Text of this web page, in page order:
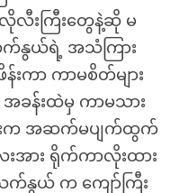
းကြီးတွေနဲ့ဆို မ
က်နွယ်ရဲ့ အသံကြား
းကာ ကာမစိတ်များ
န်းထဲမှ ကာမသား
ားက အဆက်မပျက်ထွက်
အား ရိုက်ကာလိုးထား
က်နွယ် က ကျော်ကြီး